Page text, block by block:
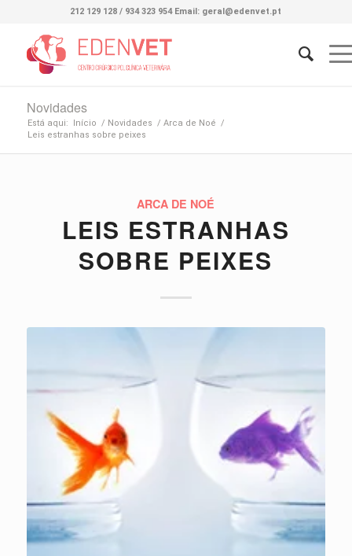
212 129 128 / 934 323 954 Email: geral@edenvet.pt
Novidades
Está aqui: Início / Novidades / Arca de Noé /
Leis estranhas sobre peixes
ARCA DE NOÉ
LEIS ESTRANHAS
SOBRE PEIXES